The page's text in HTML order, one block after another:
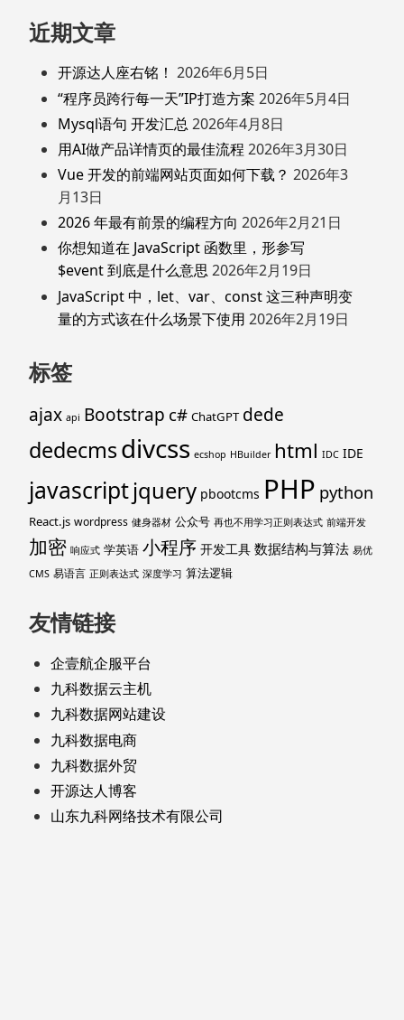
近期文章
开源达人座右铭！ 2026年6月5日
“程序员跨行每一天”IP打造方案 2026年5月4日
Mysql语句 开发汇总 2026年4月8日
用AI做产品详情页的最佳流程 2026年3月30日
Vue 开发的前端网站页面如何下载？ 2026年3
月13日
2026 年最有前景的编程方向 2026年2月21日
你想知道在 JavaScript 函数里，形参写
$event 到底是什么意思2026年2月19日
JavaScript 中，let、var、const 这三种声明变
量的方式该在什么场景下使用 2026年2月19日
标签
ajax api Bootstrap c# ChatGPT dede
dedecmsdivcss ecshop HBuilder html IDC IDE
javascriptjquery pbootcms PHP python
React.js wordpress 健身器材 公众号 再也不用学习正则表达式 前端开发
加密 响应式 学英语 小程序 开发工具 数据结构与算法 易优
CMS 易语言 正则表达式 深度学习 算法逻辑
友情链接
企壹航企服平台
九科数据云主机
九科数据网站建设
九科数据电商
九科数据外贸
开源达人博客
山东九科网络技术有限公司